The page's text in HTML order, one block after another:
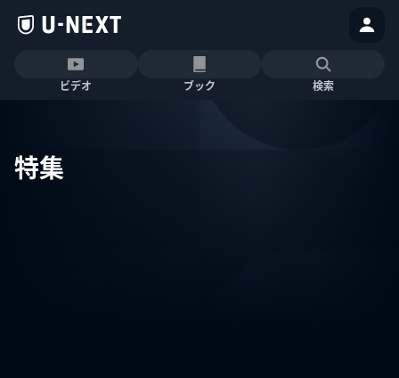
ビデオ ブック 検索
特集